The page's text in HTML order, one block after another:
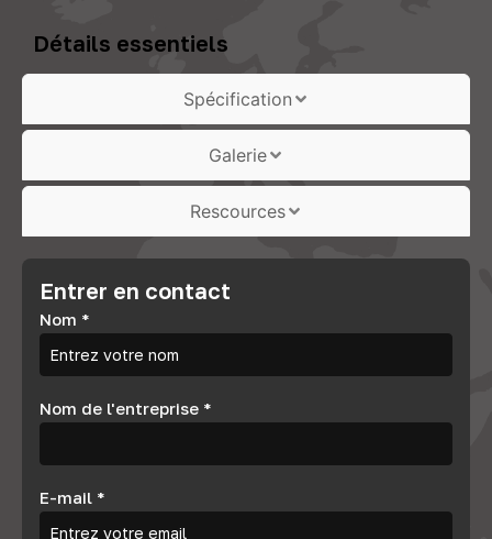
Spécification
Galerie
Rescources
Détails essentiels
Entrer en contact
Nom *
Nom de l'entreprise *
E-mail *